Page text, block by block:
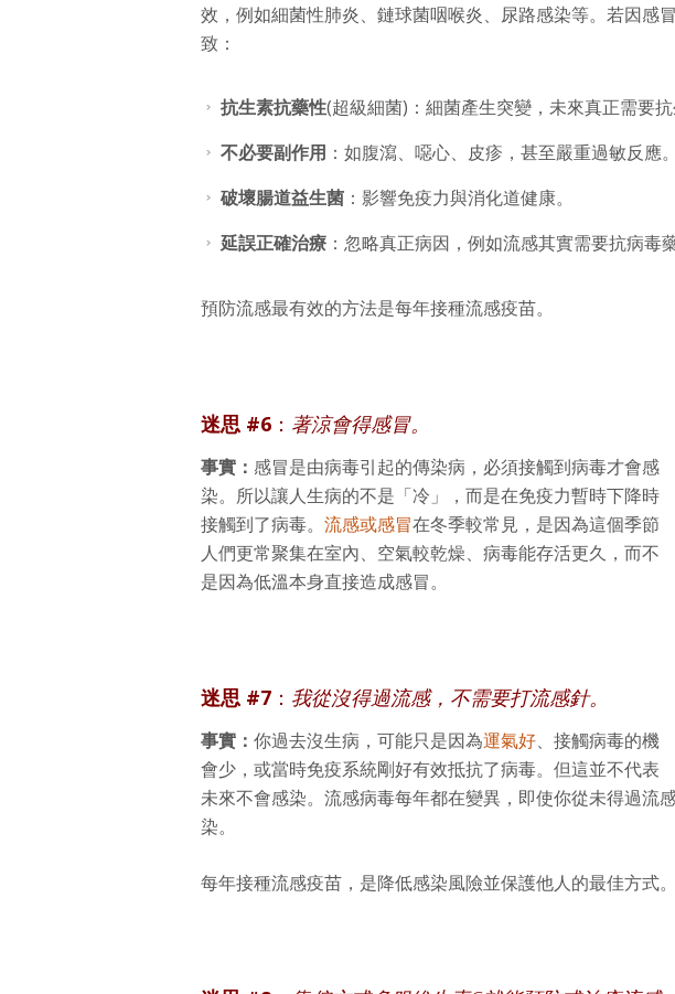
效，例如細菌性肺炎、鏈球菌咽喉炎、尿路感染等。若因感
致：
抗生素抗藥性(超級細菌)：細菌產生突變，未來真正需要抗
不必要副作用 ：如腹瀉、噁心、皮疹，甚至嚴重過敏反應。
破壞腸道益生菌 ：影響免疫力與消化道健康。
延誤正確治療 ：忽略真正病因，例如流感其實需要抗病毒
預防流感最有效的方法是每年接種流感疫苗。
迷思 #6 ： 著涼會得感冒。
事實： 感冒是由病毒引起的傳染病，必須接觸到病毒才會感
染。所以讓人生病的不是「冷」，而是在免疫力暫時下降時
接觸到了病毒。 流感或感冒在冬季較常見，是因為這個季節
人們更常聚集在室內、空氣較乾燥、病毒能存活更久，而不
是因為低溫本身直接造成感冒。
迷思 #7 ： 我從沒得過流感，不需要打流感針。
事實： 你過去沒生病，可能只是因為運氣好、接觸病毒的機
會少，或當時免疫系統剛好有效抵抗了病毒。但這並不代表
未來不會感染。流感病毒每年都在變異，即使你從未得過流
染。
每年接種流感疫苗，是降低感染風險並保護他人的最佳方式。